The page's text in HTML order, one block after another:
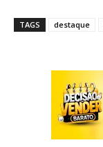
TAGS destaque